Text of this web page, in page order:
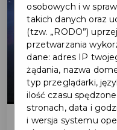
osobowych i w
takich danych oraz
(tzw. „RODO”)
przetwarzania
dane: adres IP
żądania, nazwa
typ przeglądarki,
ilość czasu
stronach, data i
i wersja systemu